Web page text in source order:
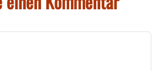
die Workshops werden von